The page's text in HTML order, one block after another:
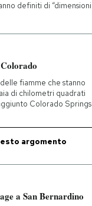
definiti di “dimensioni
fiamme che stanno
di chilometri quadrati
Colorado Springs
argomento
a San Bernardino